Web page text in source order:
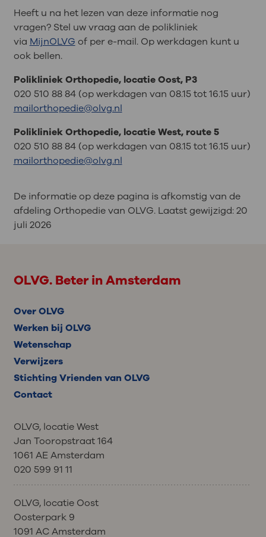
Heeft u na het lezen van deze informatie nog
vragen? Stel uw vraag aan de polikliniek
via MijnOLVG of per e-mail. Op werkdagen kunt u
ook bellen.
Polikliniek Orthopedie, locatie Oost, P3
020 510 88 84 (op werkdagen van 08.15 tot 16.15 uur)
mailorthopedie@olvg.nl
Polikliniek Orthopedie, locatie West, route 5
020 510 88 84 (op werkdagen van 08.15 tot 16.15 uur)
mailorthopedie@olvg.nl
De informatie op deze pagina is afkomstig van de
afdeling Orthopedie van OLVG. Laatst gewijzigd:20
juli 2026
OLVG. Beter in Amsterdam
Over OLVG
Werken bij OLVG
Wetenschap
Verwijzers
Stichting Vrienden van OLVG
Contact
OLVG, locatie West
Jan Tooropstraat 164
1061 AE Amsterdam
020 599 91 11
OLVG, locatie Oost
Oosterpark 9
1091 AC Amsterdam